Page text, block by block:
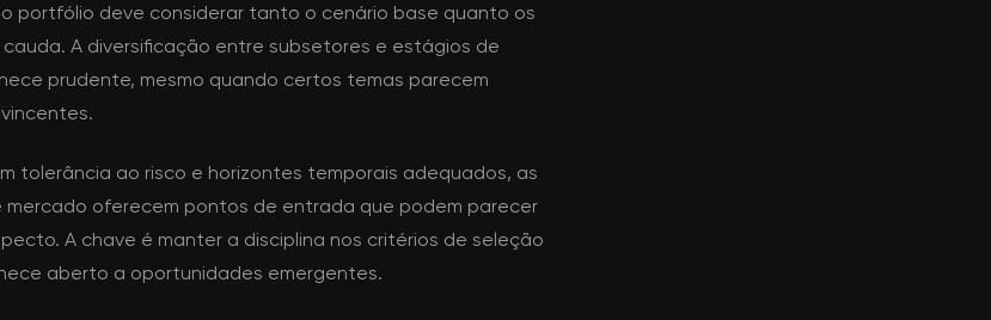
portfólio deve considerar tanto o cenário base quanto os
A diversificação entre subsetores e estágios de
prudente, mesmo quando certos temas parecem
tolerância ao risco e horizontes temporais adequados, as
mercado oferecem pontos de entrada que podem parecer
A chave é manter a disciplina nos critérios de seleção
aberto a oportunidades emergentes.